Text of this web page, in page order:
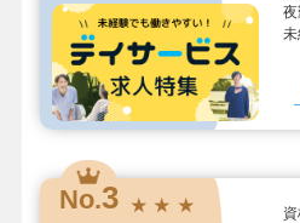
夜
未
No.3 ★ ★ ★